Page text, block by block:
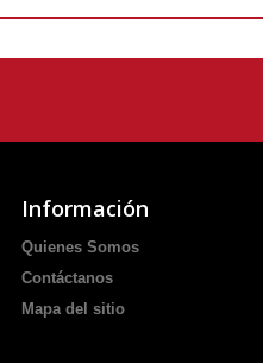
Información
Quienes Somos
Contáctanos
Mapa del sitio